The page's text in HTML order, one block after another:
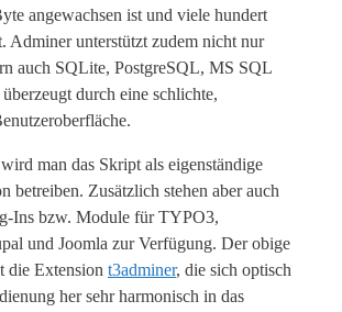
angewachsen ist und viele hundert
Adminer unterstützt zudem nicht nur
auch SQLite, PostgreSQL, MS SQL
durch eine schlichte,
man das Skript als eigenständige
betreiben. Zusätzlich stehen aber auch
Ins bzw. Module für TYPO3,
und Joomla zur Verfügung. Der obige
die Extension t3adminer, die sich optisch
her sehr harmonisch in das